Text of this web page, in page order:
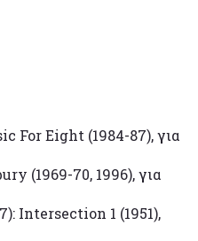
For Eight (1984-87), για
(1969-70, 1996), για
Intersection 1 (1951),